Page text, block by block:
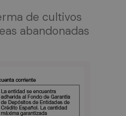
de cultivos
abandonadas